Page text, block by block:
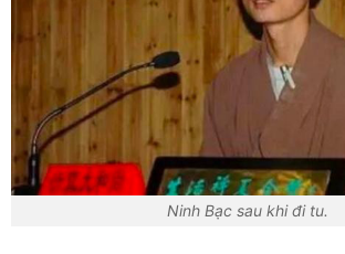
Ninh Bạc sau khi đi tu.